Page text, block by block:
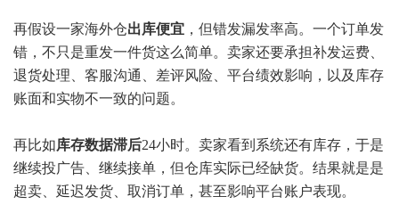
再假设一家海外仓出库便宜 ，但错发漏发率高。一个订单发
错，不只是重发一件货这么简单。卖家还要承担补发运费、
退货处理、客服沟通、差评风险、平台绩效影响，以及库存
账面和实物不一致的问题。
再比如库存数据滞后24小时。卖家看到系统还有库存，于是
继续投广告、继续接单，但仓库实际已经缺货。结果就是是
超卖、延迟发货、取消订单，甚至影响平台账户表现。